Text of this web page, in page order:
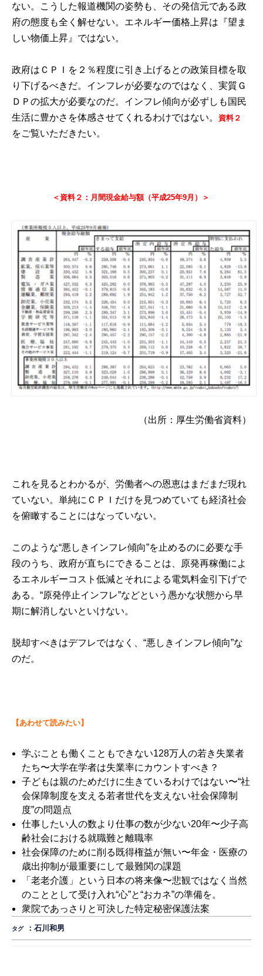
ない。こうした報道機関の姿勢も、その発信元である政
府の態度も全く解せない。エネルギー価格上昇は『望ま
しい物価上昇』ではない。
政府はＣＰＩを２％程度に引き上げるとの政策目標を取
り下げるべきだ。インフレが必要なのではなく、実質Ｇ
ＤＰの拡大が必要なのだ。インフレ傾向が必ずしも国民
生活に豊かさを体感させてくれるわけではない。
資料２
をご覧いただきたい。
＜資料２：月間現金給与額（平成25年9月）＞
（出所：厚生労働省資料）
これを見るとわかるが、労働者への恩恵はまだまだ現れ
ていない。単純にＣＰＩだけを見つめていても経済社会
を俯瞰することにはなっていない。
このような“悪しきインフレ傾向”を止めるのに必要な手
段のうち、政府が直ちにできることは、原発再稼働によ
るエネルギーコスト低減とそれによる電気料金引下げで
ある。“原発停止インフレ”などという愚かな状態から早
期に解消しないといけない。
脱却すべきはデフレではなく、“悪しきインフレ傾向”な
のだ。
【あわせて読みたい】
学ぶことも働くこともできない128万人の若き失業者
たち〜大学在学者は失業率にカウントすべき？
子どもは親のためだけに生きているわけではない〜“社
会保障制度を支える若者世代を支えない社会保障制
度”の問題点
仕事したい人の数より仕事の数が少ない20年〜少子高
齢社会における就職難と離職率
社会保障のために削る既得権益が無い〜年金・医療の
歳出抑制が最重要にして最難関の課題
「老老介護」という日本の将来像〜悲観ではなく当然
のこととして受け入れ“心”と“おカネ”の準備を。
衆院であっさりと可決した特定秘密保護法案
タグ ：石川和男